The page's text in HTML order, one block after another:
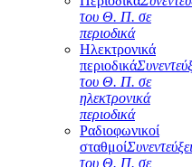
του Θ. Π. σε
περιοδικά
Ηλεκτρονικά
περιοδικά
του Θ. Π. σε
ηλεκτρονικά
περιοδικά
Ραδιοφωνικοί
σταθμοί
του Θ. Π. σε